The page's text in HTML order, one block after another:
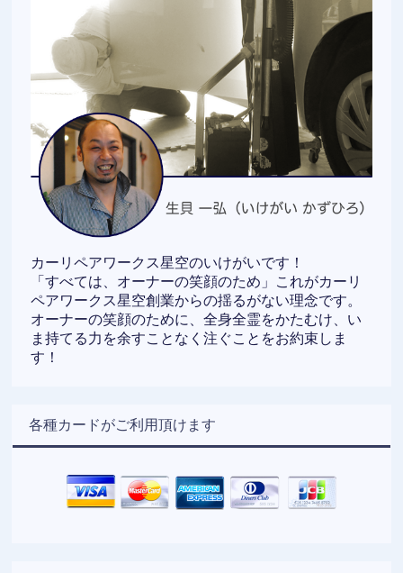
カーリペアワークス星空のいけがいです！
「すべては、オーナーの笑顔のため」これがカーリ
ペアワークス星空創業からの揺るがない理念です。
オーナーの笑顔のために、全身全霊をかたむけ、い
ま持てる力を余すことなく注ぐことをお約束しま
す！
各種カードがご利用頂けます